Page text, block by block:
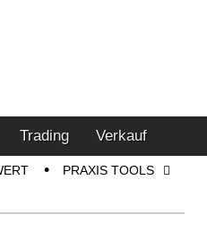
Trading Verkauf
PRAXIS TOOLS